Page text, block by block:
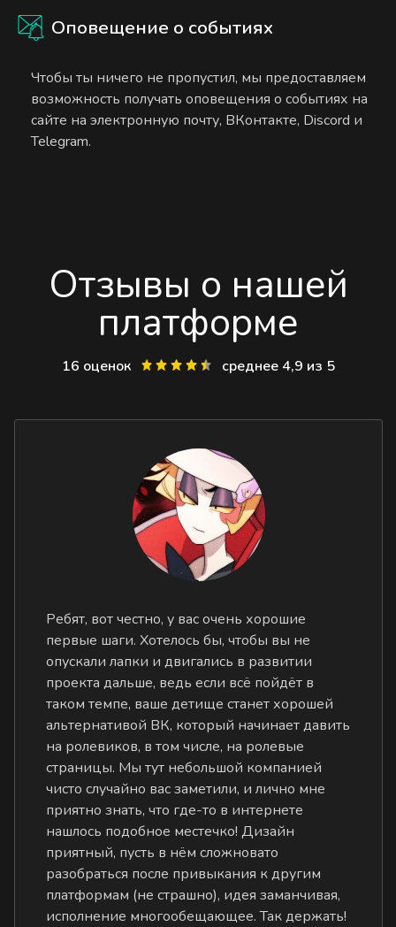
Оповещение о событиях
Чтобы ты ничего не пропустил, мы предоставляем
возможность получать оповещения о событиях на
сайте на электронную почту, ВКонтакте, Discord и
Telegram.
Отзывы о нашей
платформе
16 оценок среднее 4,9 из 5
Ребят, вот честно, у вас очень хорошие
первые шаги. Хотелось бы, чтобы вы не
опускали лапки и двигались в развитии
проекта дальше, ведь если всё пойдёт в
таком темпе, ваше детище станет хорошей
альтернативой ВК, который начинает давить
на ролевиков, в том числе, на ролевые
страницы. Мы тут небольшой компанией
чисто случайно вас заметили, и лично мне
приятно знать, что где-то в интернете
нашлось подобное местечко! Дизайн
приятный, пусть в нём сложновато
разобраться после привыкания к другим
платформам (не страшно), идея заманчивая,
исполнение многообещающее. Так держать!